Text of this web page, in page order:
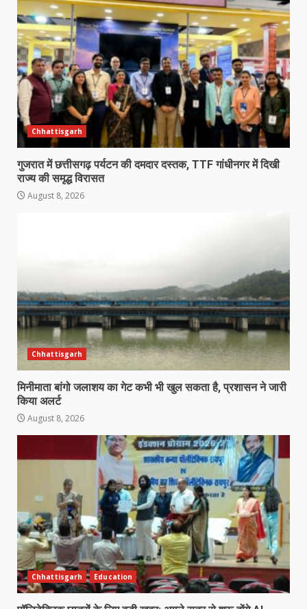
Chhattisgarh
गुजरात में छत्तीसगढ़ पर्यटन की दमदार दस्तक, TTF गांधीनगर में दिखी
राज्य की समृद्ध विरासत
August 8, 2026
Chhattisgarh
मिनीमाता बांगो जलाशय का गेट कभी भी खुल सकता है, प्रशासन ने जारी
किया अलर्ट
August 8, 2026
Chhattisgarh Education